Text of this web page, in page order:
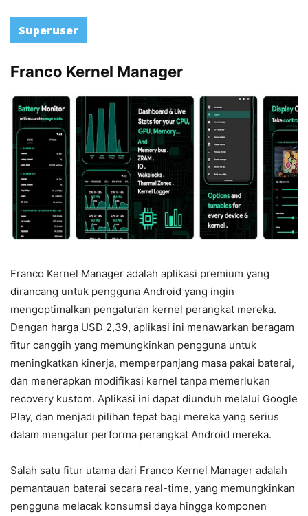
Superuser
Franco Kernel Manager
Franco Kernel Manager adalah aplikasi premium yang
dirancang untuk pengguna Android yang ingin
mengoptimalkan pengaturan kernel perangkat mereka.
Dengan harga USD 2,39, aplikasi ini menawarkan beragam
fitur canggih yang memungkinkan pengguna untuk
meningkatkan kinerja, memperpanjang masa pakai baterai,
dan menerapkan modifikasi kernel tanpa memerlukan
recovery kustom. Aplikasi ini dapat diunduh melalui Google
Play, dan menjadi pilihan tepat bagi mereka yang serius
dalam mengatur performa perangkat Android mereka.
Salah satu fitur utama dari Franco Kernel Manager adalah
pemantauan baterai secara real-time, yang memungkinkan
pengguna melacak konsumsi daya hingga komponen